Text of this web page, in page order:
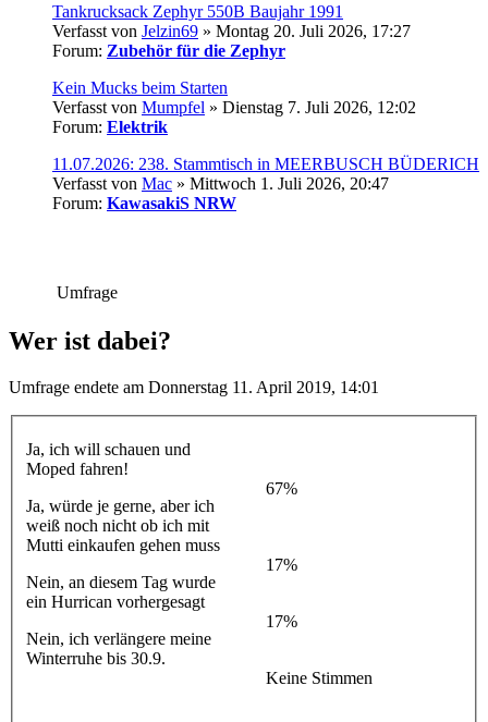
Tankrucksack Zephyr 550B Baujahr 1991
Verfasst von Jelzin69 » Montag 20. Juli 2026, 17:27
Forum: Zubehör für die Zephyr
Kein Mucks beim Starten
Verfasst von Mumpfel » Dienstag 7. Juli 2026, 12:02
Forum: Elektrik
11.07.2026: 238. Stammtisch in MEERBUSCH BÜDERICH
Verfasst von Mac » Mittwoch 1. Juli 2026, 20:47
Forum: KawasakiS NRW
Umfrage
Wer ist dabei?
Umfrage endete am Donnerstag 11. April 2019, 14:01
Ja, ich will schauen und
Moped fahren!
67%
Ja, würde je gerne, aber ich
weiß noch nicht ob ich mit
Mutti einkaufen gehen muss
17%
Nein, an diesem Tag wurde
ein Hurrican vorhergesagt
17%
Nein, ich verlängere meine
Winterruhe bis 30.9.
Keine Stimmen